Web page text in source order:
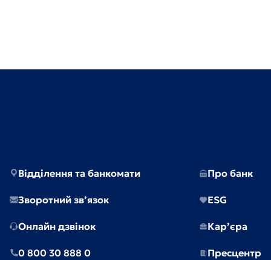
Відділення та банкомати
Зворотний зв’язок
Онлайн дзвінок
0 800 30 888 0
Про банк
ESG
Кар’єра
Пресцентр